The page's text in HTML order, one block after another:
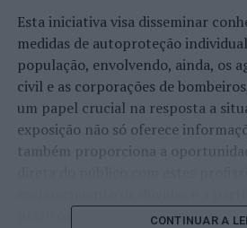
Esta iniciativa visa disseminar
medidas de autoproteção
população, envolvendo, ainda, os
civil e as corporações de
um papel crucial na resposta a
exposição não só oferece
também proporciona a
CONTINUAR A